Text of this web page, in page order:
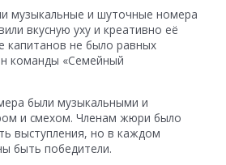
музыкальные и шуточные номера
вкусную уху и креативно её
капитанов не было равных
команды «Семейный
были музыкальными и
и смехом. Членам жюри было
выступления, но в каждом
быть победители.